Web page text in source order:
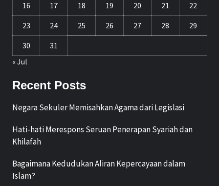
16 17 18 19 20 21 22
23 24 25 26 27 28 29
30
31
« Jul
Recent Posts
Negara Sekuler Memisahkan Agama dari Legislasi
Hati-hati Merespons Seruan Penerapan Syariah dan
Khilafah
Bagaimana Kedudukan Aliran Kepercayaan dalam
Islam?